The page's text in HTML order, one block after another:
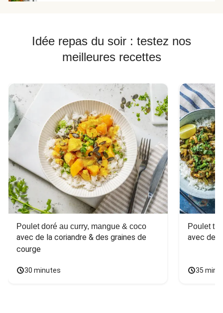
Idée repas du soir : testez nos
meilleures recettes
Poulet doré au curry, mangue & coco
avec de la coriandre & des graines de
courge
30 minutes
Poulet
avec des
35